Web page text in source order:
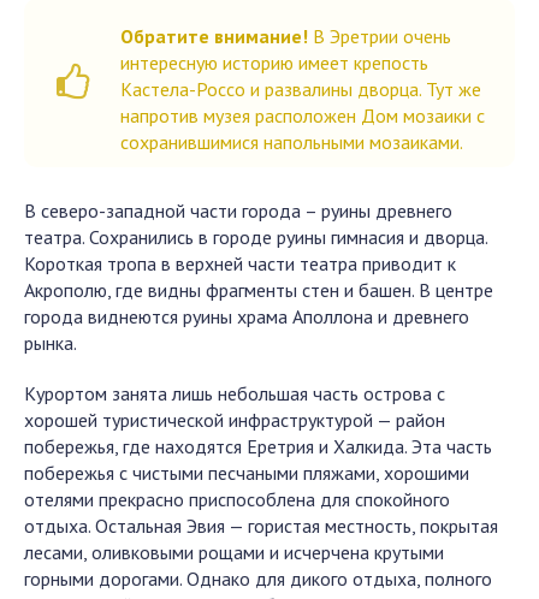
Обратите внимание! В Эретрии очень
интересную историю имеет крепость
Кастела-Россо и развалины дворца. Тут же
напротив музея расположен Дом мозаики с
сохранившимися напольными мозаиками.
В северо-западной части города – руины древнего
театра. Сохранились в городе руины гимнасия и дворца.
Короткая тропа в верхней части театра приводит к
Акрополю, где видны фрагменты стен и башен. В центре
города виднеются руины храма Аполлона и древнего
рынка.
Курортом занята лишь небольшая часть острова с
хорошей туристической инфраструктурой — район
побережья, где находятся Еретрия и Халкида. Эта часть
побережья с чистыми песчаными пляжами, хорошими
отелями прекрасно приспособлена для спокойного
отдыха. Остальная Эвия — гористая местность, покрытая
лесами, оливковыми рощами и исчерчена крутыми
горными дорогами. Однако для дикого отдыха, полного